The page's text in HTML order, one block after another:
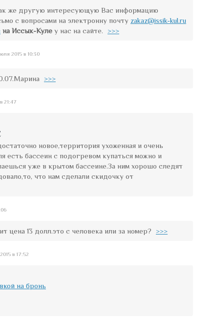
же другую интересующую Вас информацию
с вопросами на электронну почту zakaz@issik-kul.ru
на Иссык-Куле у нас на сайте. >>>
2015 в 10:30
>>>
21:47
новое,территория ухоженная и очень
бассеин с подогревом купаться можно и
уже в крытом бассеине.За ним хорошо следят
что нам сделали скидочку от
цена 13 долл.это с человека или за номер? >>>
в 17:52
на бронь